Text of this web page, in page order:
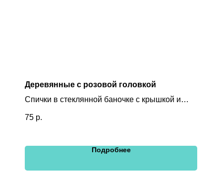
Деревянные с розовой головкой
Спички в стеклянной баночке с крышкой и
75 р.
Подробнее